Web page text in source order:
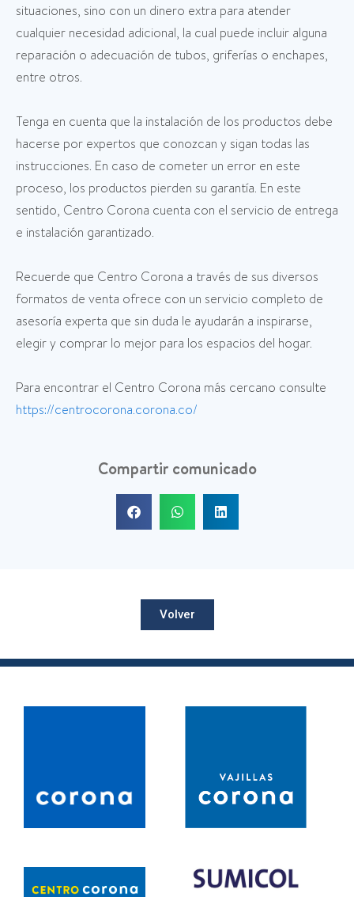
situaciones, sino con un dinero extra para atender
cualquier necesidad adicional, la cual puede incluir alguna
reparación o adecuación de tubos, griferías o enchapes,
entre otros.
Tenga en cuenta que la instalación de los productos debe
hacerse por expertos que conozcan y sigan todas las
instrucciones. En caso de cometer un error en este
proceso, los productos pierden su garantía. En este
sentido, Centro Corona cuenta con el servicio de entrega
e instalación garantizado.
Recuerde que Centro Corona a través de sus diversos
formatos de venta ofrece con un servicio completo de
asesoría experta que sin duda le ayudarán a inspirarse,
elegir y comprar lo mejor para los espacios del hogar.
Para encontrar el Centro Corona más cercano consulte
https://centrocorona.corona.co/
Compartir comunicado
Volver